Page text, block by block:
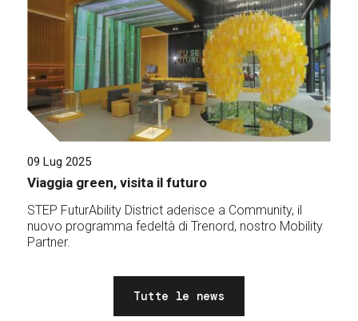
09 Lug 2025
Viaggia green, visita il futuro
STEP FuturAbility District aderisce a Community, il
nuovo programma fedeltà di Trenord, nostro Mobility
Partner.
Tutte le news